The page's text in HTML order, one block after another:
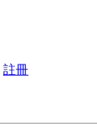
註冊